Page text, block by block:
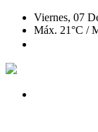
Viernes, 07
Máx. 21°C /